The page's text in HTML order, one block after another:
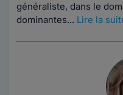
généraliste, dans le
dominantes... Lire la